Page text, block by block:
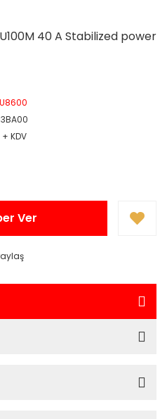
40 A Stabilized power
+ KDV
Ver